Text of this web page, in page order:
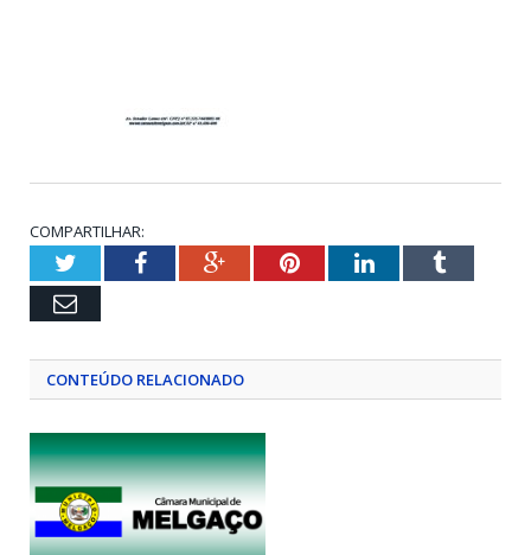
COMPARTILHAR:
TwitterFacebookGoogle+PinterestLinkedInTumblr
Email
CONTEÚDO RELACIONADO